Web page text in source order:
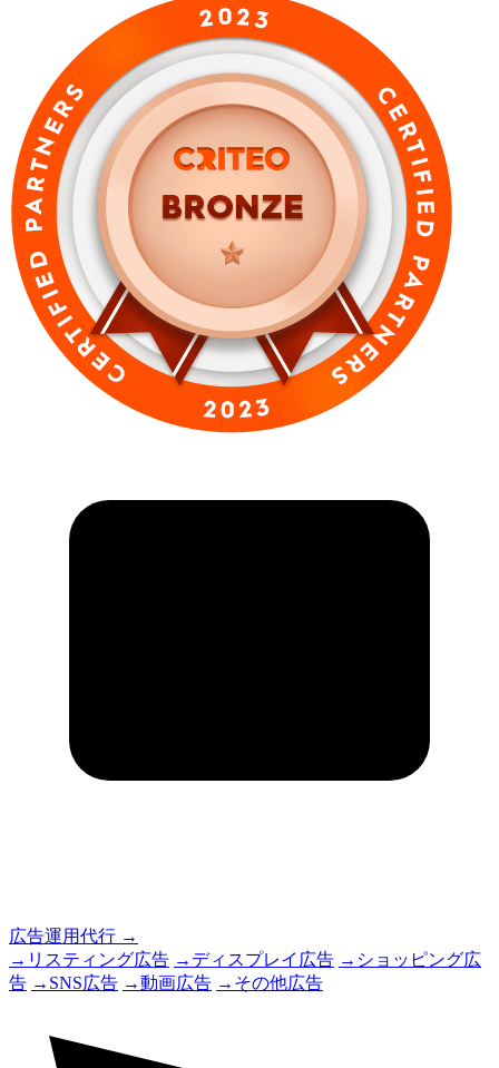
広告運用代行 →
→ リスティング広告 → ディスプレイ広告 → ショッピング広
告 → SNS広告 →動画広告 → その他広告